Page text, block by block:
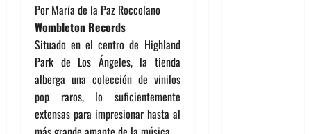
Por María de la Paz Roccolano
Wombleton Records
Situado en el centro de Highland
Park de Los Ángeles, la tienda
alberga una colección de vinilos
pop raros, lo suficientemente
extensas para impresionar hasta al